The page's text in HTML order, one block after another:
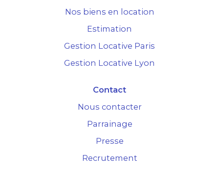
Nos biens en location
Estimation
Gestion Locative Paris
Gestion Locative Lyon
Contact
Nous contacter
Parrainage
Presse
Recrutement